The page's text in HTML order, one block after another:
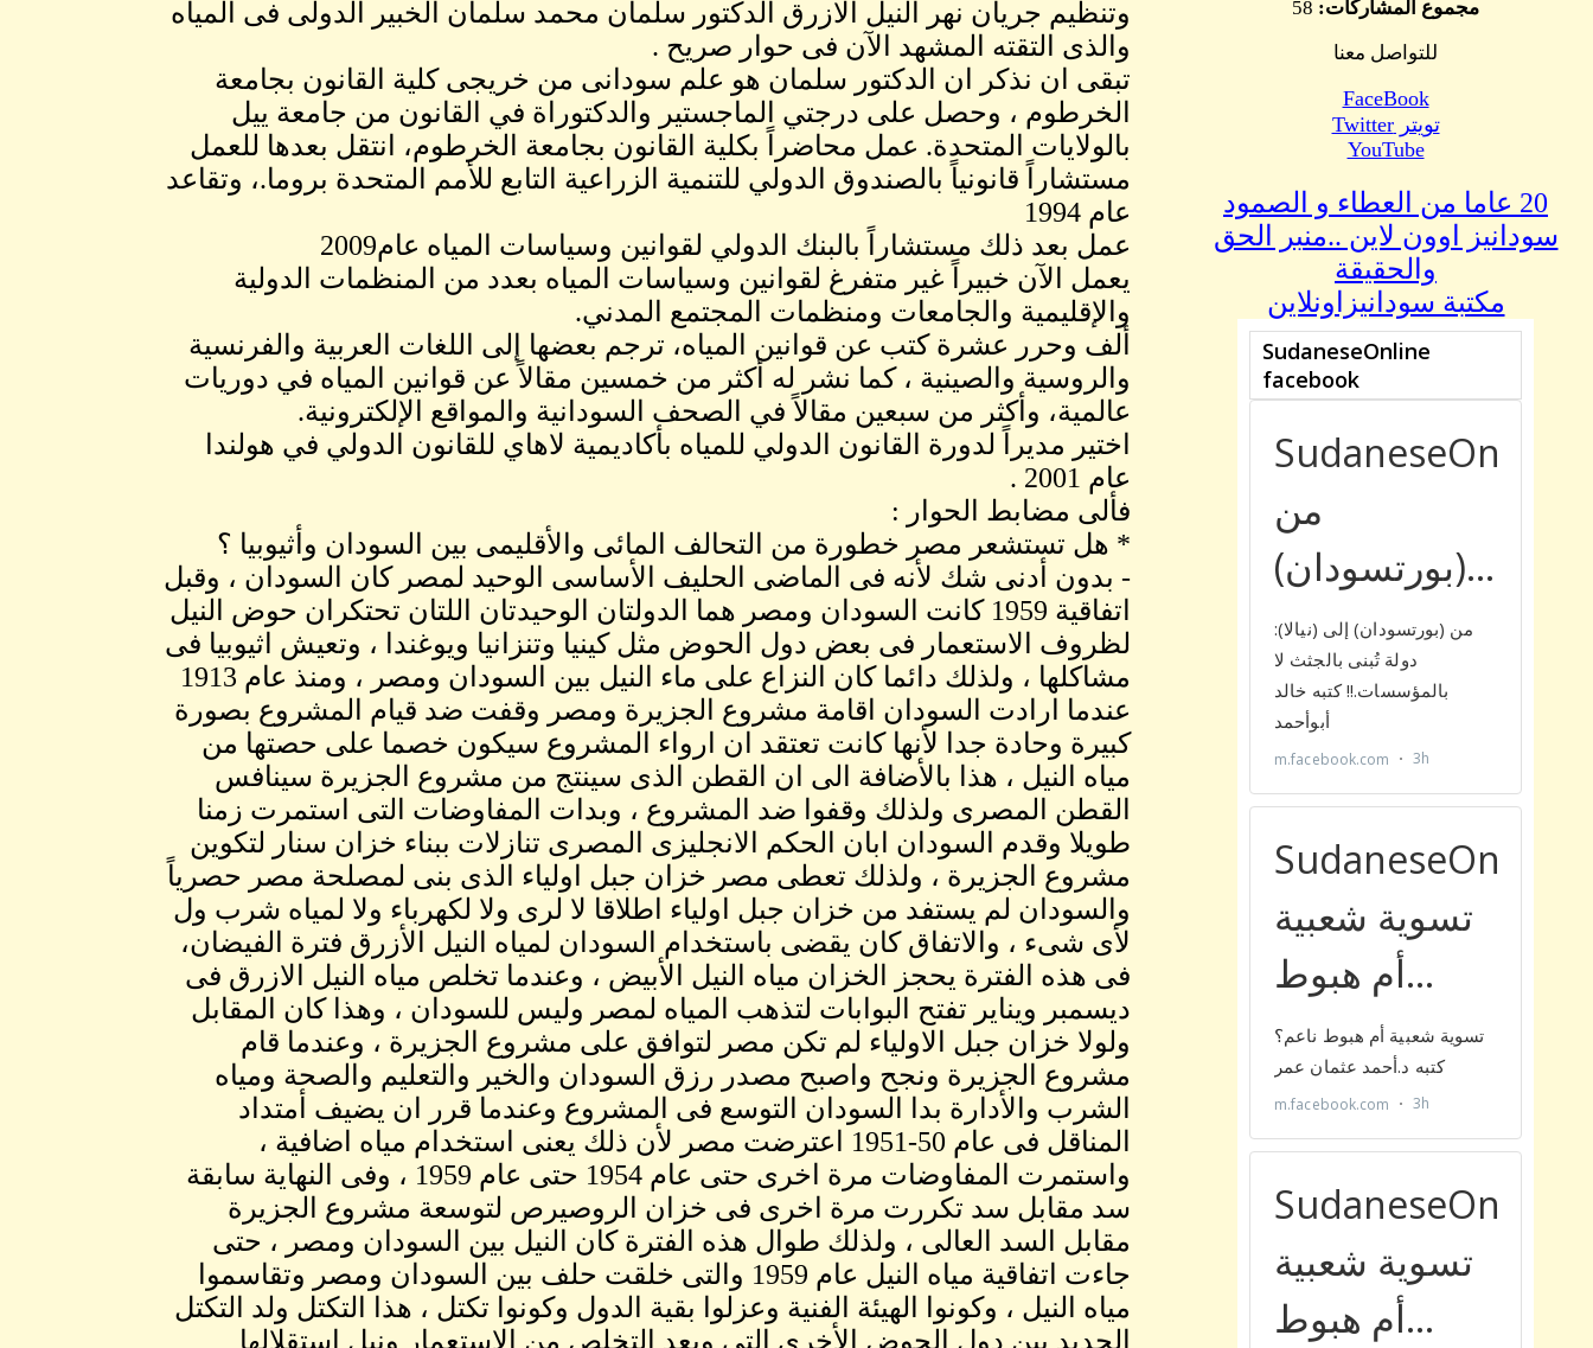
مجموع المشاركات:
للتواصل معنا
FaceBook
تويتر Twitter
YouTube
20 عاما من العطاء و الصمود
سودانيز اوون لاين ..منبر الحق
والحقيقة
مكتبة سودانيزاونلاين
وتنظيم جريان نهر النيل الازرق الدكتور سلمان محمد سلمان الخبير الدولى فى المياه
والذى التقته المشهد الآن فى حوار صريح .
تبقى ان نذكر ان الدكتور سلمان هو علم سودانى من خريجى كلية القانون بجامعة
الخرطوم ، وحصل على درجتي الماجستير والدكتوراة في القانون من جامعة ييل
بالولايات المتحدة. عمل محاضراً بكلية القانون بجامعة الخرطوم، انتقل بعدها للعمل
مستشاراً قانونياً بالصندوق الدولي للتنمية الزراعية التابع للأمم المتحدة بروما.، وتقاعد
عام 1994
عمل بعد ذلك مستشاراً بالبنك الدولي لقوانين وسياسات المياه عام2009
يعمل الآن خبيراً غير متفرغ لقوانين وسياسات المياه بعدد من المنظمات الدولية
والإقليمية والجامعات ومنظمات المجتمع المدني.
ألف وحرر عشرة كتب عن قوانين المياه، ترجم بعضها إلى اللغات العربية والفرنسية
والروسية والصينية ، كما نشر له أكثر من خمسين مقالاً عن قوانين المياه في دوريات
عالمية، وأكثر من سبعين مقالاً في الصحف السودانية والمواقع الإلكترونية.
اختير مديراً لدورة القانون الدولي للمياه بأكاديمية لاهاي للقانون الدولي في هولندا
عام 2001 .
فألى مضابط الحوار :
* هل تستشعر مصر خطورة من التحالف المائى والأقليمى بين السودان وأثيوبيا ؟
- بدون أدنى شك لأنه فى الماضى الحليف الأساسى الوحيد لمصر كان السودان ، وقبل
اتفاقية 1959 كانت السودان ومصر هما الدولتان الوحيدتان اللتان تحتكران حوض النيل
لظروف الاستعمار فى بعض دول الحوض مثل كينيا وتنزانيا ويوغندا ، وتعيش اثيوبيا فى
مشاكلها ، ولذلك دائما كان النزاع على ماء النيل بين السودان ومصر ، ومنذ عام 1913
عندما ارادت السودان اقامة مشروع الجزيرة ومصر وقفت ضد قيام المشروع بصورة
كبيرة وحادة جدا لأنها كانت تعتقد ان ارواء المشروع سيكون خصما على حصتها من
مياه النيل ، هذا بالأضافة الى ان القطن الذى سينتج من مشروع الجزيرة سينافس
القطن المصرى ولذلك وقفوا ضد المشروع ، وبدات المفاوضات التى استمرت زمنا
طويلا وقدم السودان ابان الحكم الانجليزى المصرى تنازلات ببناء خزان سنار لتكوين
مشروع الجزيرة ، ولذلك تعطى مصر خزان جبل اولياء الذى بنى لمصلحة مصر حصرياً
والسودان لم يستفد من خزان جبل اولياء اطلاقا لا لرى ولا لكهرباء ولا لمياه شرب ول
لأى شىء ، والاتفاق كان يقضى باستخدام السودان لمياه النيل الأزرق فترة الفيضان،
فى هذه الفترة يحجز الخزان مياه النيل الأبيض ، وعندما تخلص مياه النيل الازرق فى
ديسمبر ويناير تفتح البوابات لتذهب المياه لمصر وليس للسودان ، وهذا كان المقابل
ولولا خزان جبل الاولياء لم تكن مصر لتوافق على مشروع الجزيرة ، وعندما قام
مشروع الجزيرة ونجح واصبح مصدر رزق السودان والخير والتعليم والصحة ومياه
الشرب والأدارة بدا السودان التوسع فى المشروع وعندما قرر ان يضيف أمتداد
المناقل فى عام 50-1951 اعترضت مصر لأن ذلك يعنى استخدام مياه اضافية ،
واستمرت المفاوضات مرة اخرى حتى عام 1954 حتى عام 1959 ، وفى النهاية سابقة
سد مقابل سد تكررت مرة اخرى فى خزان الروصيرص لتوسعة مشروع الجزيرة
مقابل السد العالى ، ولذلك طوال هذه الفترة كان النيل بين السودان ومصر ، حتى
جاءت اتفاقية مياه النيل عام 1959 والتى خلقت حلف بين السودان ومصر وتقاسموا
مياه النيل ، وكونوا الهيئة الفنية وعزلوا بقية الدول وكونوا تكتل ، هذا التكتل ولد التكتل
الجديد بين دول الحوض الأخرى التى وبعد التخلص من الاستعمار ونيل استقلالها